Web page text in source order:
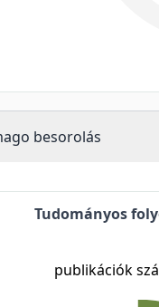
besorolás
Tudományos
publikációk